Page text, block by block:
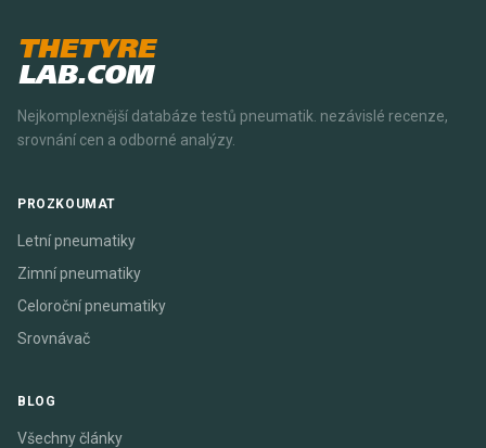
THETYRE
LAB.COM
Nejkomplexnější databáze testů pneumatik. nezávislé recenze,
srovnání cen a odborné analýzy.
PROZKOUMAT
Letní pneumatiky
Zimní pneumatiky
Celoroční pneumatiky
Srovnávač
BLOG
Všechny články